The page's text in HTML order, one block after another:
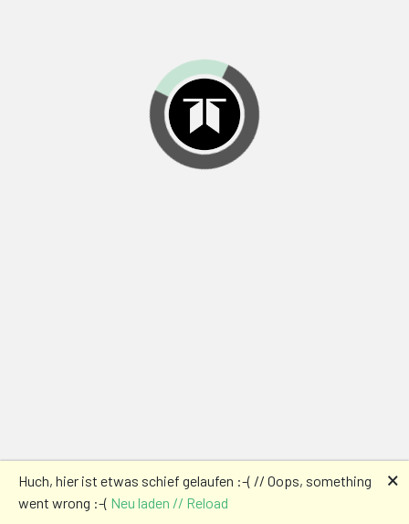
Huch, hier ist etwas schief gelaufen :-( // Oops, something
went wrong :-( Neu laden // Reload
🗙